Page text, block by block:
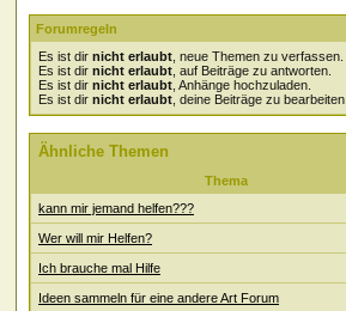
Forumregeln
Es ist dir nicht erlaubt , neue Themen zu verfassen.
Es ist dir nicht erlaubt , auf Beiträge zu antworten.
Es ist dir nicht erlaubt , Anhänge hochzuladen.
Es ist dir nicht erlaubt , deine Beiträge zu bearbeiten.
Ähnliche Themen
Thema
kann mir jemand helfen???
Wer will mir Helfen?
Ich brauche mal Hilfe
Ideen sammeln für eine andere Art Forum